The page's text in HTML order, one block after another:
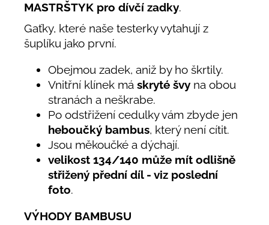
MASTRŠTYK pro dívčí zadky.
Gaťky, které naše testerky vytahují z
šuplíku jako první.
Obejmou zadek, aniž by ho škrtily.
Vnitřní klínek má skryté švy na obou
stranách a neškrabe.
Po odstřižení cedulky vám zbyde jen
heboučký bambus, který není cítit.
Jsou měkoučké a dýchají.
velikost 134/140 může mít odlišně
střižený přední díl - viz poslední
foto.
VÝHODY BAMBUSU